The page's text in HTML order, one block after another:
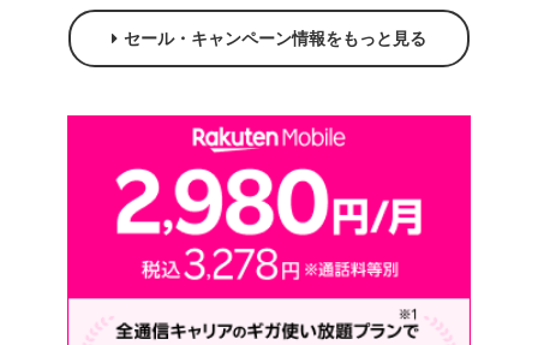
セール・キャンペーン情報をもっと見る